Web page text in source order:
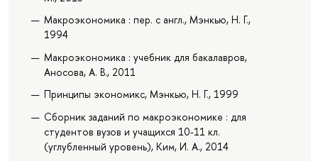
Макроэкономика : пер. с англ., Мэнкью, Н. Г.,
1994
Макроэкономика : учебник для бакалавров,
Аносова, А. В., 2011
Принципы экономикс, Мэнкью, Н. Г., 1999
Сборник заданий по макроэкономике : для
студентов вузов и учащихся 10-11 кл.
(углубленный уровень), Ким, И. А., 2014